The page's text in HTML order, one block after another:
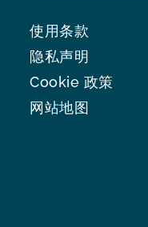
使用条款
隐私声明
Cookie 政策
网站地图